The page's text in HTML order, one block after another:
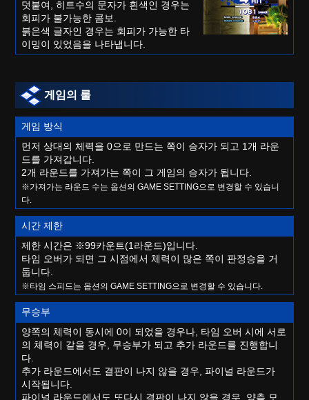
덧붙여, 히트수의 문자가 흰색인 경우는
회피가 불가능한 콤보.
붉은색 글자인 경우는 회피가 가능한 타
이밍이 있었음을 나타냅니다.
게임의 룰
게임 방식
먼저 상대의 체력을 0으로 만드는 쪽이 승자가 되고 1개 라운
드를 가져갑니다.
2개 라운드를 가져가는 쪽이 그 게임의 승자가 됩니다.
※가져가는 라운드 수는 옵션의 GAME SETTING으로 변경할 수 있습니
다.
시간 제한
제한 시간은 ※99카운트(1라운드)입니다.
타임 오버가 되면 그 시점에서 체력이 많은 쪽이 판정승을 거
둡니다.
※타임 스피드는 옵션의 GAME SETTING으로 변경할 수 있습니다.
무승부
양쪽의 체력이 동시에 0이 되었을 경우나, 타임 오버 시에 서로
의 체력이 같을 경우, 무승부가 되고 추가 라운드를 진행합니
다.
추가 라운드에서도 결판이 나지 않을 경우, 파이널 라운드가
시작됩니다.
파이널 라운드에서도 또다시 결판이 나지 않을 경우, 양측 모